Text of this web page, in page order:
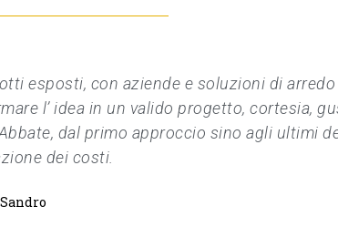
esposti, con aziende e soluzioni di
l’ idea in un valido progetto, cortesia,
dal primo approccio sino agli ultimi
dei costi.
Sandro